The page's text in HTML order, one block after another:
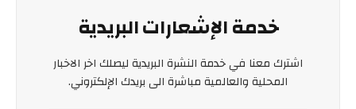
خدمة الإشعارات البريدية
اشترك معنا في خدمة النشرة البريدية ليصلك اخر الاخبار
المحلية والعالمية مباشرة الى بريدك الإلكتروني.